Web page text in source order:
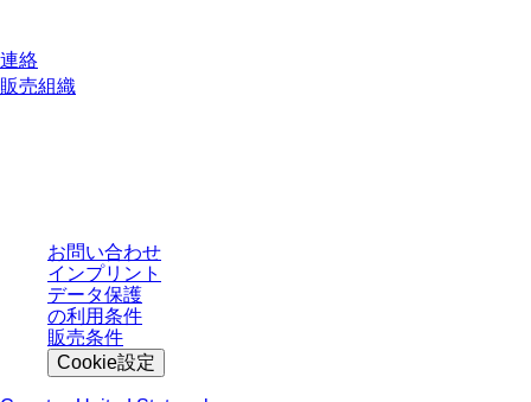
連絡
販売組織
お問い合わせ
インプリント
データ保護
の利用条件
販売条件
Cookie設定